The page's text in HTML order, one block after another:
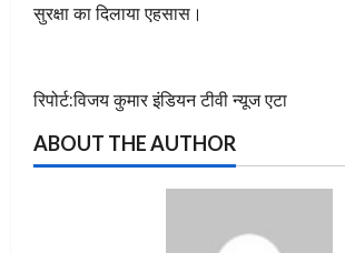
सुरक्षा का दिलाया एहसास।
रिपोर्ट:विजय कुमार इंडियन टीवी न्यूज एटा
ABOUT THE AUTHOR